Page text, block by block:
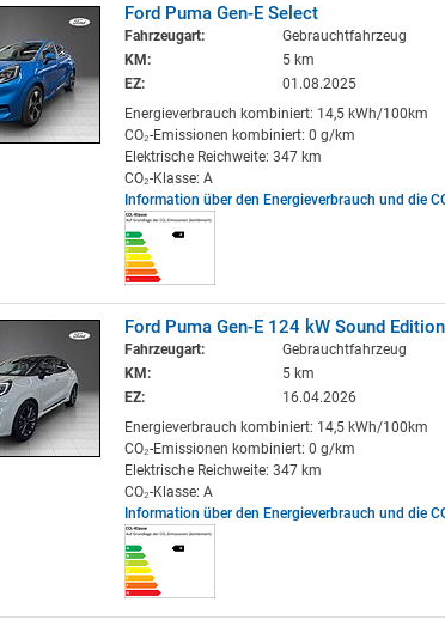
Ford Puma Gen-E Select
Fahrzeugart:
Gebrauchtfahrzeug
KM:
5 km
EZ:
01.08.2025
Energieverbrauch kombiniert: 14,5 kWh/100km
CO₂-Emissionen kombiniert: 0 g/km
Elektrische Reichweite: 347 km
CO₂-Klasse: A
Information über den Energieverbrauch und die
Ford Puma Gen-E 124 kW Sound
Fahrzeugart:
Gebrauchtfahrzeug
KM:
5 km
EZ:
16.04.2026
Energieverbrauch kombiniert: 14,5 kWh/100km
CO₂-Emissionen kombiniert: 0 g/km
Elektrische Reichweite: 347 km
CO₂-Klasse: A
Information über den Energieverbrauch und die